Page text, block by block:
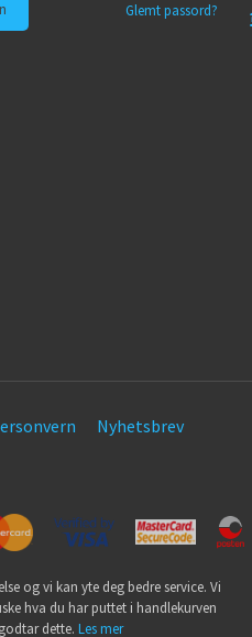
Glemt passord?
Nyhetsbrev
og vi kan yte deg bedre service. Vi
hva du har puttet i handlekurven
dette. Les mer